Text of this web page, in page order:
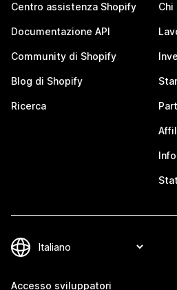
Centro assistenza Shopify
Documentazione API
Community di Shopify
Blog di Shopify
Ricerca
Chi
Accesso sviluppatori